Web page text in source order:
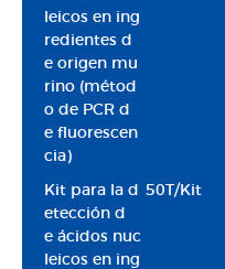
leicos en ing
redientes d
e origen mu
rino (métod
o de PCR d
e fluorescen
cia)
Kit para la d
etección d
e ácidos nuc
leicos en ing
50T/Kit